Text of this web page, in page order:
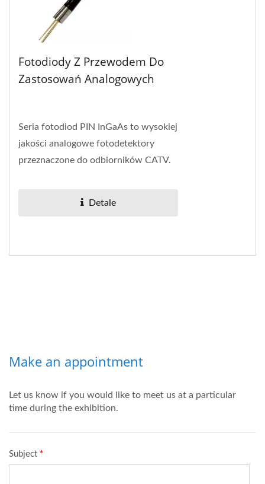
Fotodiody Z Przewodem Do
Zastosowań Analogowych
Seria fotodiod PIN InGaAs to wysokiej
jakości analogowe fotodetektory
przeznaczone do odbiorników CATV.
Detale